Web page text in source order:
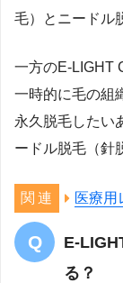
毛）とニードル
一方のE-LIGHT
一時的に毛の組
永久脱毛したい
ードル脱毛（針
医療用
E-
る？